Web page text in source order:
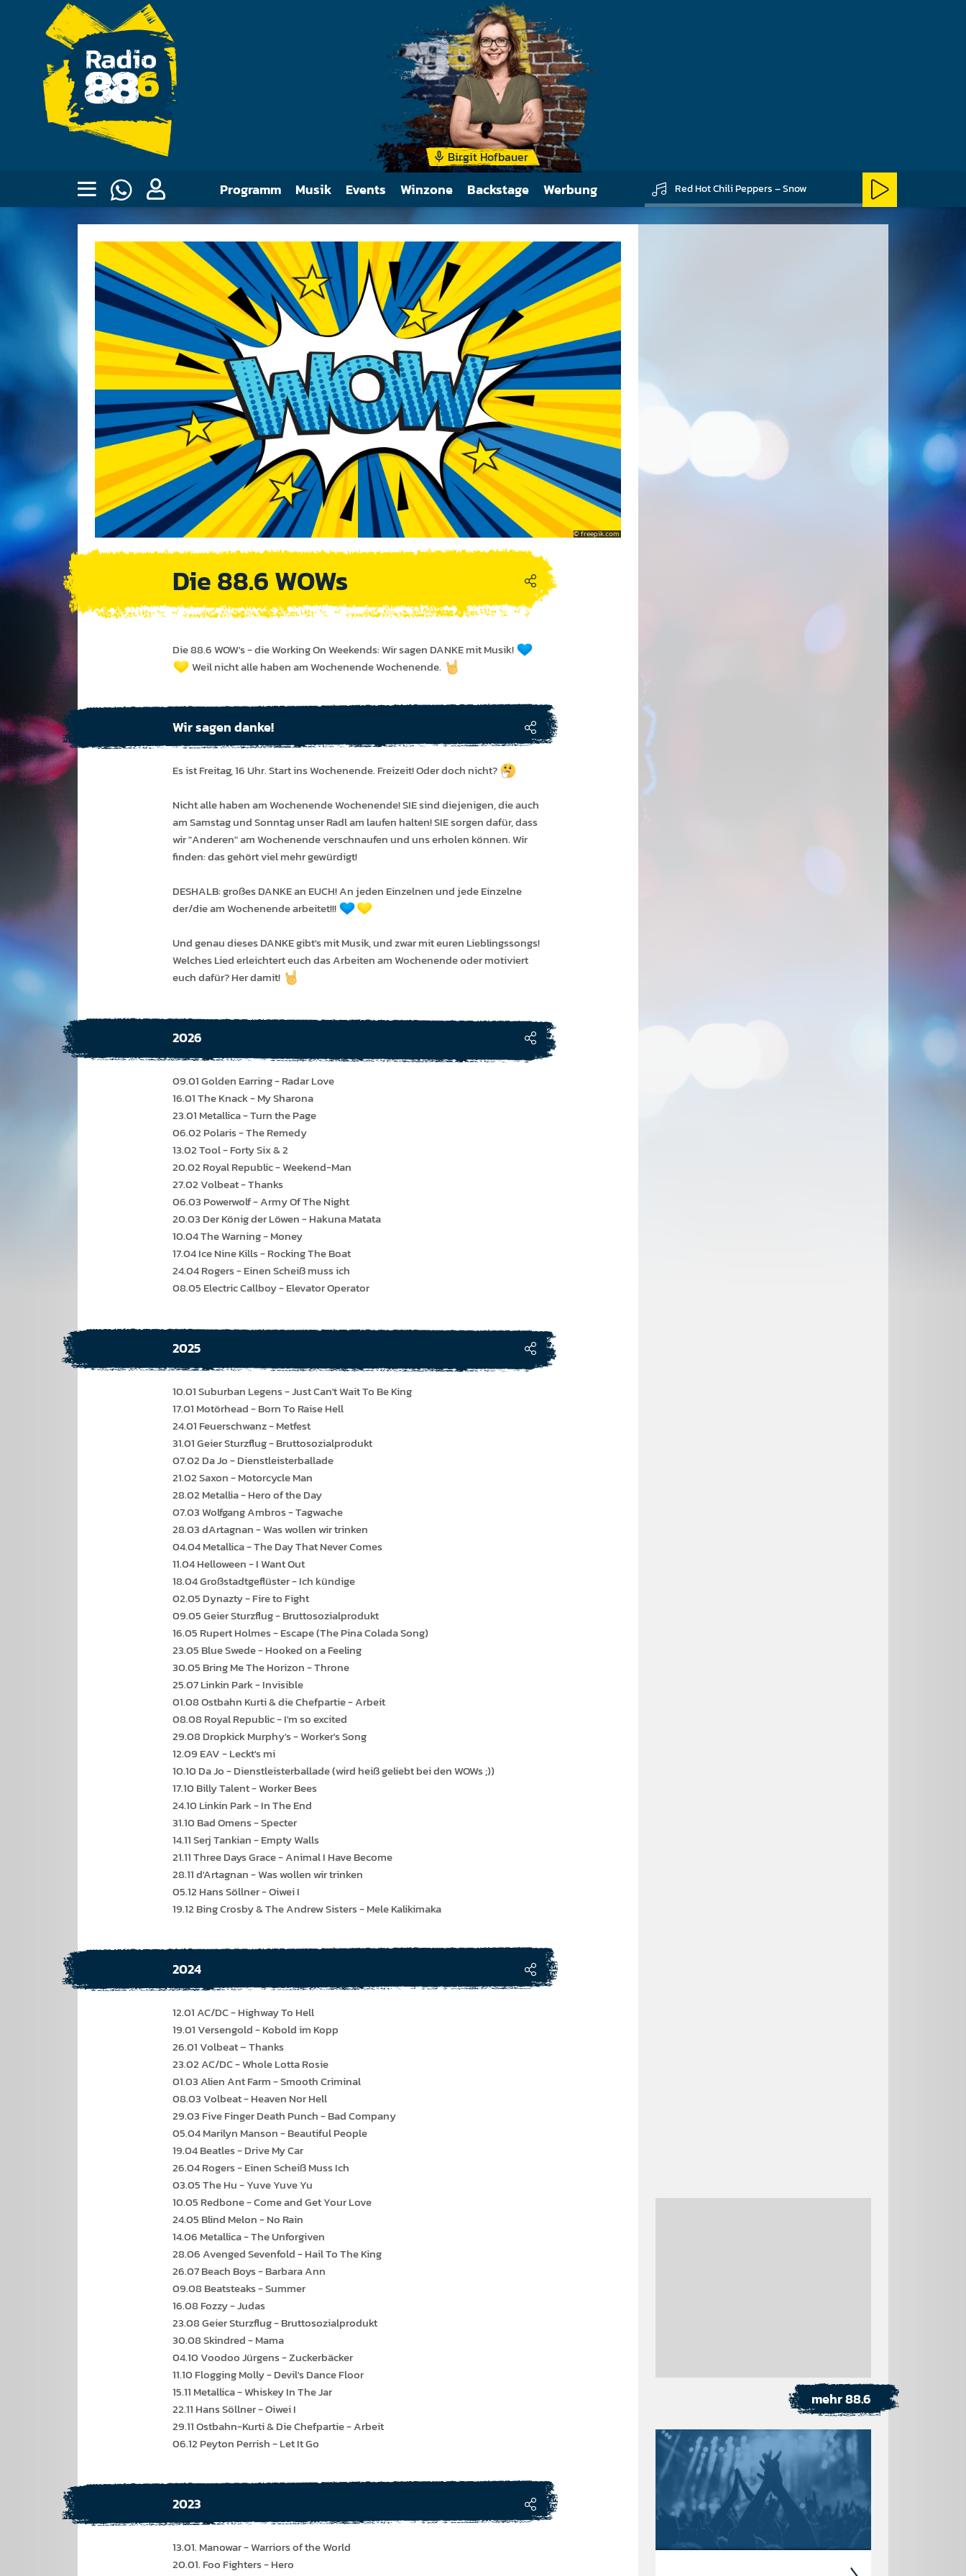
War früher Teil der Red Hot Chilli Peppers
Birgit Hofbauer
Programm Musik Events Winzone Backstage Werbung Red Hot Chili Peppers – Snow
freepik.com
Die 88.6 WOWs
Die 88.6 WOW's - die Working On Week­ends: Wir sagen DANKE mit Musik!
Weil nicht alle haben am Wochen­ende Wochen­ende.
Wir sagen danke!
Es ist Freitag, 16 Uhr. Start ins Wochenende. Freizeit! Oder doch nicht?
Nicht alle haben am Wochenende Wochenende! SIE sind diejenigen, die auch
am Samstag und Sonntag unser Radl am laufen halten! SIE sorgen dafür, dass
wir "Anderen" am Wochenende verschnaufen und uns erholen können. Wir
finden: das gehört viel mehr gewürdigt!
DESHALB: großes DANKE an EUCH! An jeden Einzelnen und jede Einzelne
der/die am Wochenende arbeitet!!!
Und genau dieses DANKE gibt's mit Musik, und zwar mit euren Lieblingssongs!
Welches Lied erleichtert euch das Arbeiten am Wochenende oder motiviert
euch dafür? Her damit!
2026
09.01 Golden Earring - Radar Love
16.01 The Knack - My Sharona
23.01 Metallica - Turn the Page
06.02 Polaris - The Remedy
13.02 Tool - Forty Six & 2
20.02 Royal Republic - Weekend-Man
27.02 Volbeat - Thanks
06.03 Powerwolf - Army Of The Night
20.03 Der König der Löwen - Hakuna Matata
10.04 The Warning - Money
17.04 Ice Nine Kills - Rocking The Boat
24.04 Rogers - Einen Scheiß muss ich
08.05 Electric Callboy - Elevator Operator
2025
10.01 Suburban Legens - Just Can't Wait To Be King
17.01 Motörhead - Born To Raise Hell
24.01 Feuerschwanz - Metfest
31.01 Geier Sturzflug - Bruttosozialprodukt
07.02 Da Jo - Dienstleisterballade
21.02 Saxon - Motorcycle Man
28.02 Metallia - Hero of the Day
07.03 Wolfgang Ambros - Tagwache
28.03 dArtagnan - Was wollen wir trinken
04.04 Metallica - The Day That Never Comes
11.04 Helloween - I Want Out
18.04 Großstadtgeflüster - Ich kündige
02.05 Dynazty - Fire to Fight
09.05 Geier Sturzflug - Bruttosozialprodukt
16.05 Rupert Holmes - Escape (The Pina Colada Song)
23.05 Blue Swede - Hooked on a Feeling
30.05 Bring Me The Horizon - Throne
25.07 Linkin Park - Invisible
01.08 Ostbahn Kurti & die Chefpartie - Arbeit
08.08 Royal Republic - I'm so excited
29.08 Dropkick Murphy's - Worker's Song
12.09 EAV - Leckt's mi
10.10 Da Jo - Dienstleisterballade (wird heiß geliebt bei den WOWs ;))
17.10 Billy Talent - Worker Bees
24.10 Linkin Park - In The End
31.10 Bad Omens - Specter
14.11 Serj Tankian - Empty Walls
21.11 Three Days Grace - Animal I Have Become
28.11 d'Artagnan - Was wollen wir trinken
05.12 Hans Söllner - Oiwei I
19.12 Bing Crosby & The Andrew Sisters - Mele Kalikimaka
2024
12.01 AC/DC - Highway To Hell
19.01 Versengold - Kobold im Kopp
26.01 Volbeat – Thanks
23.02 AC/DC - Whole Lotta Rosie
01.03 Alien Ant Farm - Smooth Criminal
08.03 Volbeat - Heaven Nor Hell
29.03 Five Finger Death Punch - Bad Company
05.04 Marilyn Manson - Beautiful People
19.04 Beatles - Drive My Car
26.04 Rogers - Einen Scheiß Muss Ich
03.05 The Hu - Yuve Yuve Yu
10.05 Redbone - Come and Get Your Love
24.05 Blind Melon - No Rain
14.06 Metallica - The Unforgiven
28.06 Avenged Sevenfold - Hail To The King
26.07 Beach Boys - Barbara Ann
09.08 Beatsteaks - Summer
16.08 Fozzy - Judas
23.08 Geier Sturzflug - Bruttosozialprodukt
30.08 Skindred - Mama
04.10 Voodoo Jürgens - Zuckerbäcker
11.10 Flogging Molly - Devil's Dance Floor
15.11 Metallica - Whiskey In The Jar
22.11 Hans Söllner - Oiwei I
29.11 Ostbahn-Kurti & Die Chefpartie - Arbeit
06.12 Peyton Perrish - Let It Go
2023
13.01. Manowar - Warriors of the World
20.01. Foo Fighters - Hero
mehr 88.6